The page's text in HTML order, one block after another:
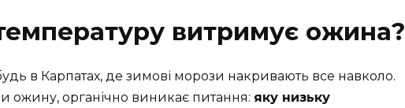
витримує ожина?
в Карпатах, де зимові морози накривають все навколо.
ожину, органічно виникає питання: яку низьку